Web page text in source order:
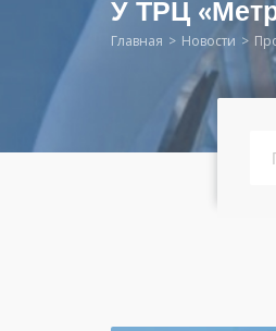
У ТРЦ
Главная Новости